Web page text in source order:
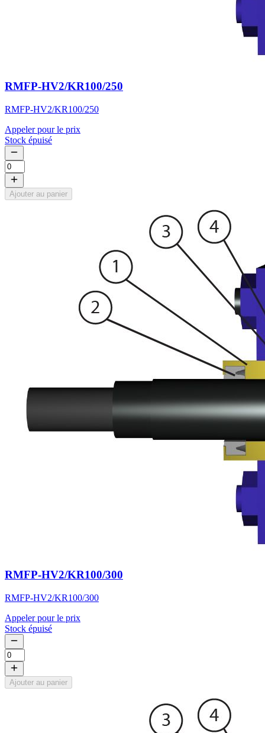
RMFP-HV2/KR100/250
RMFP-HV2/KR100/250
Appeler pour le prix
Stock épuisé
Ajouter au panier
RMFP-HV2/KR100/300
RMFP-HV2/KR100/300
Appeler pour le prix
Stock épuisé
Ajouter au panier